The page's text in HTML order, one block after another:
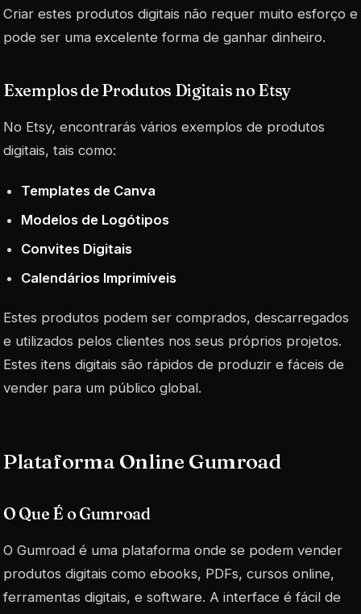
Criar estes produtos digitais não requer muito esforço e
pode ser uma excelente forma de ganhar dinheiro.
Exemplos de Produtos Digitais no Etsy
No Etsy, encontrarás vários exemplos de produtos
digitais, tais como:
Templates de Canva
Modelos de Logótipos
Convites Digitais
Calendários Imprimíveis
Estes produtos podem ser comprados, descarregados
e utilizados pelos clientes nos seus próprios projetos.
Estes itens digitais são rápidos de produzir e fáceis de
vender para um público global.
Plataforma Online Gumroad
O Que É o Gumroad
O Gumroad é uma plataforma onde se podem vender
produtos digitais como ebooks, PDFs, cursos online,
ferramentas digitais, e software. A interface é fácil de